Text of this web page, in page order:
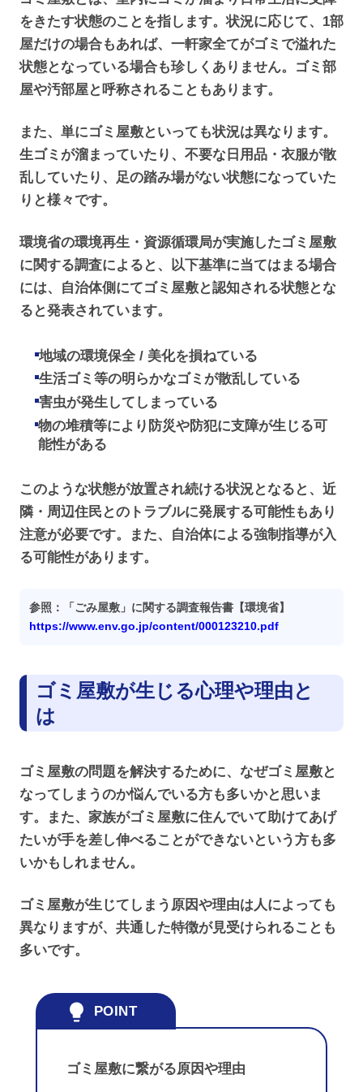
をきたす状態のことを指します。状況に応じて、1部
屋だけの場合もあれば、一軒家全てがゴミで溢れた
状態となっている場合も珍しくありません。ゴミ部
屋や汚部屋と呼称されることもあります。
また、単にゴミ屋敷といっても状況は異なります。
生ゴミが溜まっていたり、不要な日用品・衣服が散
乱していたり、足の踏み場がない状態になっていた
りと様々です。
環境省の環境再生・資源循環局が実施したゴミ屋敷
に関する調査によると、以下基準に当てはまる場合
には、自治体側にてゴミ屋敷と認知される状態とな
ると発表されています。
地域の環境保全 / 美化を損ねている
生活ゴミ等の明らかなゴミが散乱している
害虫が発生してしまっている
物の堆積等により防災や防犯に支障が生じる可
能性がある
このような状態が放置され続ける状況となると、近
隣・周辺住民とのトラブルに発展する可能性もあり
注意が必要です。また、自治体による強制指導が入
る可能性があります。
参照：「ごみ屋敷」に関する調査報告書【環境省】
https://www.env.go.jp/content/000123210.pdf
ゴミ屋敷が生じる心理や理由と
は
ゴミ屋敷の問題を解決するために、なぜゴミ屋敷と
なってしまうのか悩んでいる方も多いかと思いま
す。また、家族がゴミ屋敷に住んでいて助けてあげ
たいが手を差し伸べることができないという方も多
いかもしれません。
ゴミ屋敷が生じてしまう原因や理由は人によっても
異なりますが、共通した特徴が見受けられることも
多いです。
ゴミ屋敷に繋がる原因や理由